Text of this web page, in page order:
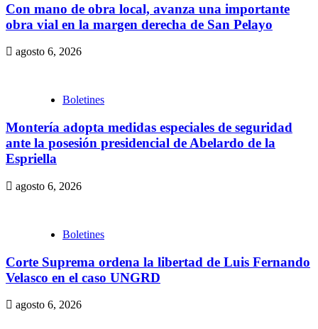
Con mano de obra local, avanza una importante
obra vial en la margen derecha de San Pelayo
agosto 6, 2026
Boletines
Montería adopta medidas especiales de seguridad
ante la posesión presidencial de Abelardo de la
Espriella
agosto 6, 2026
Boletines
Corte Suprema ordena la libertad de Luis Fernando
Velasco en el caso UNGRD
agosto 6, 2026